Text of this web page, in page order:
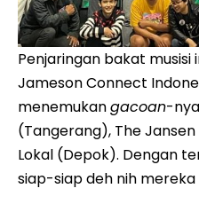
Penjaringan bakat musisi
Jameson Connect
menemukangacoan-
(Tangerang), The
Lokal (Depok). Dengan
siap-siap deh nih